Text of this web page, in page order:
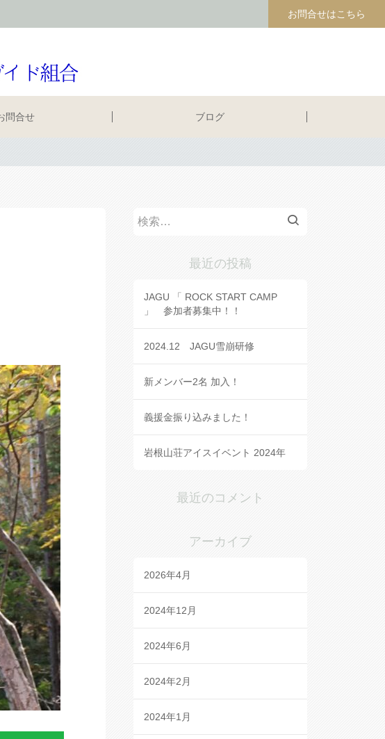
お問合せはこちら
問合せ ブログ
検
最近の投稿
JAGU 「 ROCK START CAMP
」 参加者募集中！！
2024.12 JAGU雪崩研修
新メンバー2名 加入！
義援金振り込みました！
岩根山荘アイスイベント 2024年
最近のコメント
アーカイブ
2026年4月
2024年12月
2024年6月
2024年2月
2024年1月